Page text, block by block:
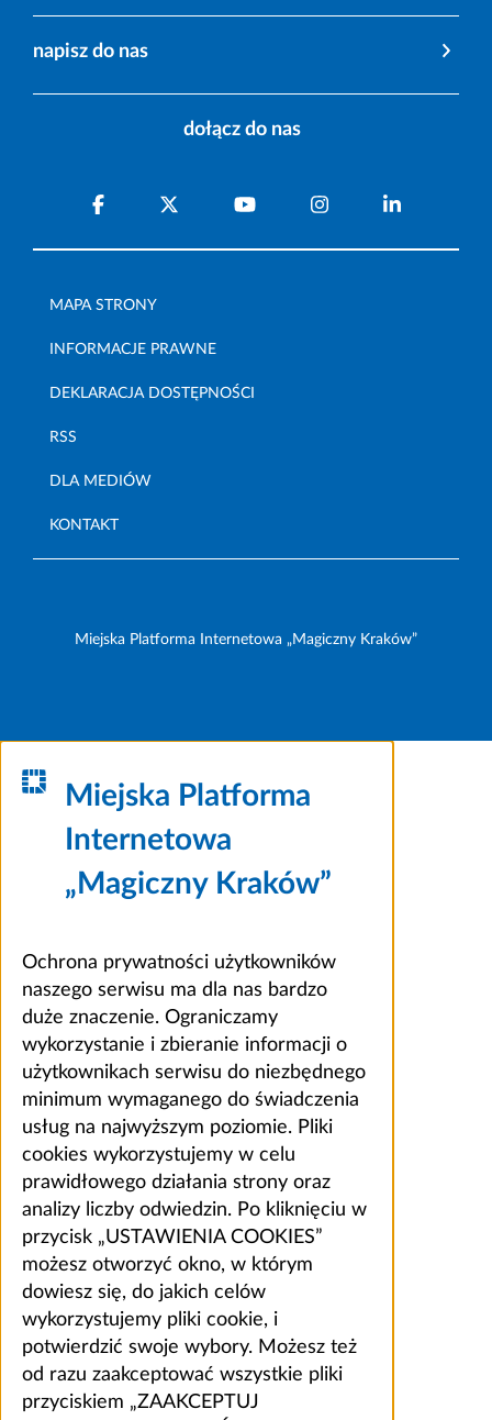
napisz do nas
dołącz do nas
MAPA STRONY
INFORMACJE PRAWNE
DEKLARACJA DOSTĘPNOŚCI
RSS
DLA MEDIÓW
KONTAKT
Miejska Platforma Internetowa „Magiczny Kraków”
Miejska Platforma
Internetowa
„Magiczny Kraków”
Ochrona prywatności użytkowników
naszego serwisu ma dla nas bardzo
duże znaczenie. Ograniczamy
wykorzystanie i zbieranie informacji o
użytkownikach serwisu do niezbędnego
minimum wymaganego do świadczenia
usług na najwyższym poziomie. Pliki
cookies wykorzystujemy w celu
prawidłowego działania strony oraz
analizy liczby odwiedzin. Po kliknięciu w
przycisk „USTAWIENIA COOKIES”
możesz otworzyć okno, w którym
dowiesz się, do jakich celów
wykorzystujemy pliki cookie, i
potwierdzić swoje wybory. Możesz też
od razu zaakceptować wszystkie pliki
przyciskiem „ZAAKCEPTUJ